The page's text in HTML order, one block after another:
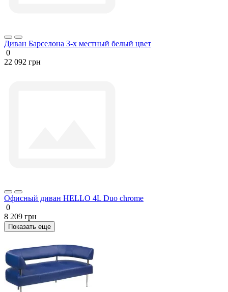
Диван Барселона 3-х местный белый цвет
0
22 092 грн
Офисный диван HELLO 4L Duo chrome
0
8 209 грн
Показать еще